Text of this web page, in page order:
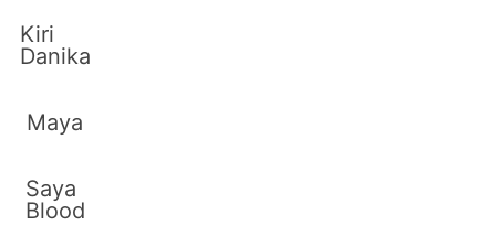
Kiri
Danika
Maya
Saya
Blood